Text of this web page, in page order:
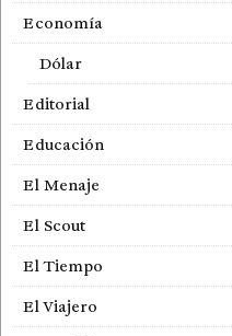
Economía
Dólar
Editorial
Educación
El Menaje
El Scout
El Tiempo
El Viajero